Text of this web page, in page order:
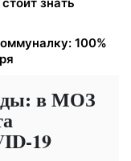
100%
в МОЗ
19